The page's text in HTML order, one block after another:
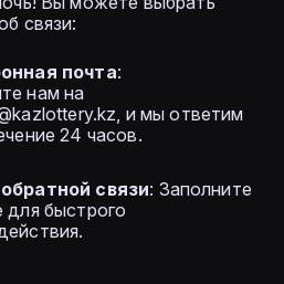
связи:
почта:
нам на
, и мы ответим
24 часов.
связи: Заполните
для быстрого